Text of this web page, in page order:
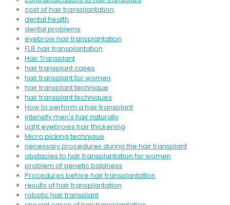
cost of hair transplantation
dental health
dental problems
eyebrow hair transplantation
FUE hair transplantation
Hair Transplant
hair transplant cases
hair transplant for women
hair transplant technique
hair transplant techniques
How to perform a hair transplant
intensify men's hair naturally
Light eyebrows hair thickening
Micro picking technique
necessary procedures during the hair transplant
obstacles to hair transplantation for women
problem of genetic baldness
Procedures before hair transplantation
results of hair transplantation
robotic hair transplant